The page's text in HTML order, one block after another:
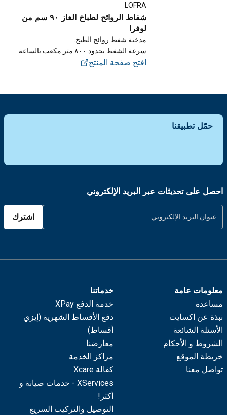
LOFRA
شفاط الروائح لطباخ الغاز ٩٠ سم من
لوفرا
مدخنة شفط روائح الطبخ.
سرعة الشفط بحدود ٨٠٠ متر مكعب بالساعة.
افتح صفحة المنتج
حمّل تطبيقنا
احصل على تحديثات عبر البريد الإلكتروني
اشترك
معلومات عامة
مساعدة
نبذة عن اكسايت
الأسئلة الشائعة
الشروط و الأحكام
خريطة الموقع
تواصل معنا
خدماتنا
خدمة الدفع XPay
دفع الأقساط الشهرية (إيزي
أقساط)
معارضنا
مراكز الخدمة
كفالة Xcare
XServices - خدمات صيانة و
أكثر!
التوصيل والتركيب السريع